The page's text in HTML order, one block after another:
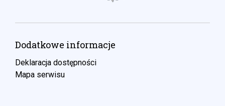
Dodatkowe informacje
Deklaracja dostępności
Mapa serwisu